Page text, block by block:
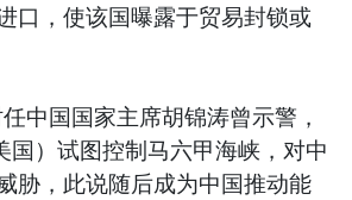
口，使该国曝露于贸易封锁或
国国家主席胡锦涛曾示警，
国）试图控制马六甲海峡，对中
胁，此说随后成为中国推动能